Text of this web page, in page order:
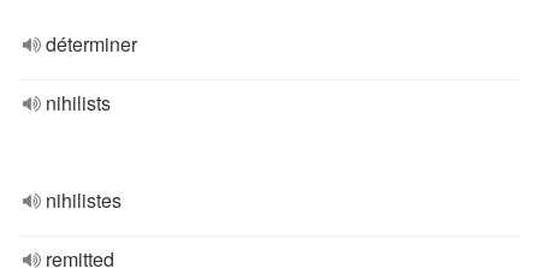
déterminer
nihilists
nihilistes
remitted